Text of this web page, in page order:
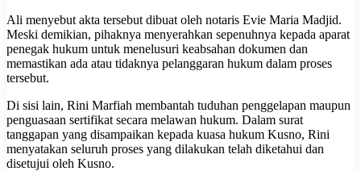
Ali menyebut akta tersebut dibuat oleh notaris Evie Maria Madjid.
Meski demikian, pihaknya menyerahkan sepenuhnya kepada aparat
penegak hukum untuk menelusuri keabsahan dokumen dan
memastikan ada atau tidaknya pelanggaran hukum dalam proses
tersebut.
Di sisi lain, Rini Marfiah membantah tuduhan penggelapan maupun
penguasaan sertifikat secara melawan hukum. Dalam surat
tanggapan yang disampaikan kepada kuasa hukum Kusno, Rini
menyatakan seluruh proses yang dilakukan telah diketahui dan
disetujui oleh Kusno.